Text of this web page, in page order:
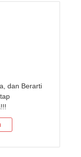
dan Berarti